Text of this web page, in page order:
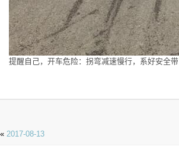
提醒自己，开车危险：拐弯减速慢行，系好安全
« 2017-08-13